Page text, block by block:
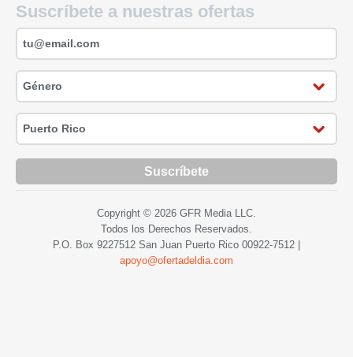
Suscríbete a nuestras ofertas
Suscríbete
Copyright © 2026 GFR Media LLC.
Todos los Derechos Reservados.
P.O. Box 9227512 San Juan Puerto Rico 00922-7512 |
apoyo@ofertadeldia.com